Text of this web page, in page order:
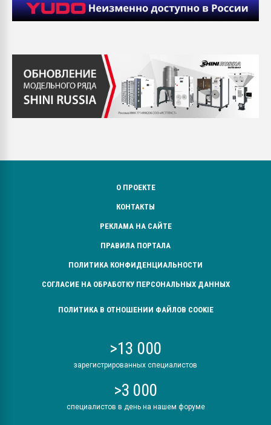
О ПРОЕКТЕ
КОНТАКТЫ
РЕКЛАМА НА САЙТЕ
ПРАВИЛА ПОРТАЛА
ПОЛИТИКА КОНФИДЕНЦИАЛЬНОСТИ
СОГЛАСИЕ НА ОБРАБОТКУ ПЕРСОНАЛЬНЫХ ДАННЫХ
ПОЛИТИКА В ОТНОШЕНИИ ФАЙЛОВ COOKIE
>13 000
зарегистрированных специалистов
>3 000
специалистов в день на нашем форуме